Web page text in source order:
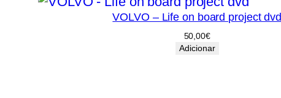
VOLVO – Life on board project dvd
50,00€
Adicionar